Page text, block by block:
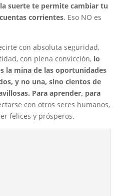
suerte te permite cambiar tu
corrientes. Eso NO es
con absoluta seguridad,
con plena convicción, lo
la mina de las oportunidades
y no una, sino cientos de
Para aprender, para
con otros seres humanos,
felices y prósperos.